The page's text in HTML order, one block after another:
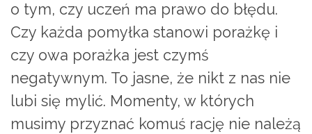
o tym, czy uczeń ma prawo do błędu.
Czy każda pomyłka stanowi porażkę i
czy owa porażka jest czymś
negatywnym. To jasne, że nikt z nas nie
lubi się mylić. Momenty, w których
musimy przyznać komuś rację nie należą